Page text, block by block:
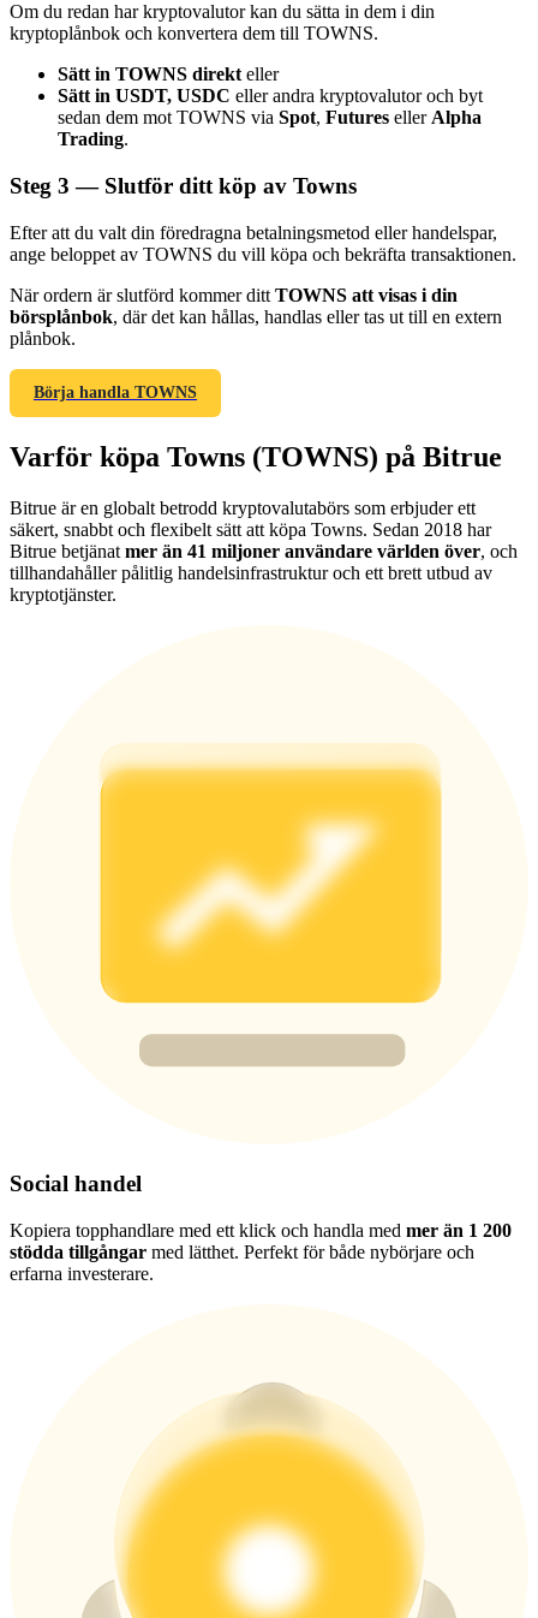
Bitrue Affiliates
Upp till 65% provision!
Hänvisning
Bjud in en vän för att få kontantbelöningar
BTC Welcome Rewards
Deposit & Trade BTC to Share 25000 USDT prize pool!
Deposit CASHCAT & Win
Precious Metals Trading Carnival
USDT New User Exclusive 10% APR
USDT Flexible Staking | Daily Rewards
BTC New User Exclusive: 6.5% APR
BTC Flexible Staking | Daily Rewards
Om du redan har kryptovalutor kan du sätta in dem i din
kryptoplånbok och konvertera dem till TOWNS.
Sätt in TOWNS direkteller
Sätt in USDT, USDC eller andra kryptovalutor och byt
sedan dem mot TOWNS via Spot, Futures ellerAlpha
Trading.
Steg 3 — Slutför ditt köp av Towns
Efter att du valt din föredragna betalningsmetod eller handelspar,
ange beloppet av TOWNS du vill köpa och bekräfta transaktionen.
När ordern är slutförd kommer ditt TOWNS att visas i din
börsplånbok, där det kan hållas, handlas eller tas ut till en extern
plånbok.
Börja handla TOWNS
Varför köpa Towns (TOWNS) på Bitrue
Bitrue är en globalt betrodd kryptovalutabörs som erbjuder ett
säkert, snabbt och flexibelt sätt att köpa Towns. Sedan 2018 har
Bitrue betjänat mer än 41 miljoner användare världen över, och
tillhandahåller pålitlig handelsinfrastruktur och ett brett utbud av
kryptotjänster.
Social handel
Kopiera topphandlare med ett klick och handla med mer än 1 200
stödda tillgångar med lätthet. Perfekt för både nybörjare och
erfarna investerare.